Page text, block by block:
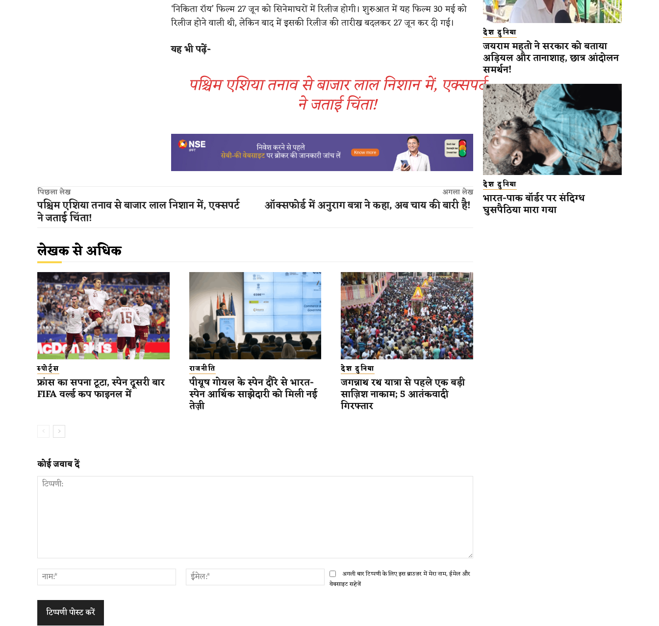
‘निकिता रॉय’ फिल्म 27 जून को सिनेमाघरों में रिलीज होगी। शुरुआत में यह फिल्म 30 मई को
रिलीज होने वाली थी, लेकिन बाद में इसकी रिलीज की तारीख बदलकर 27 जून कर दी गई।
यह भी पढ़ें-
पश्चिम एशिया तनाव से बाजार लाल निशान में, एक्सपर्ट
ने जताई चिंता!
पिछला लेख
पश्चिम एशिया तनाव से बाजार लाल निशान में, एक्सपर्ट
ने जताई चिंता!
अगला लेख
ऑक्सफोर्ड में अनुराग बत्रा ने कहा, अब चाय की बारी है!
लेखक से अधिक
स्पोर्ट्स
फ्रांस का सपना टूटा, स्पेन दूसरी बार
FIFA वर्ल्ड कप फाइनल में
राजनीति
पीयूष गोयल के स्पेन दौरे से भारत-
स्पेन आर्थिक साझेदारी को मिली नई
तेज़ी
देश दुनिया
जगन्नाथ रथ यात्रा से पहले एक बड़ी
साज़िश नाकाम; 5 आतंकवादी
गिरफ्तार
कोई जवाब दें
नाम:*
ईमेल:*अगली बार टिप्पणी के लिए इस ब्राउज़र में मेरा नाम, ईमेल और
वेबसाइट सहेजें
देश दुनिया
जयराम महतो ने सरकार को बताया
अड़ियल और तानाशाह, छात्र आंदोलन
समर्थन!
देश दुनिया
भारत-पाक बॉर्डर पर संदिग्ध
घुसपैठिया मारा गया